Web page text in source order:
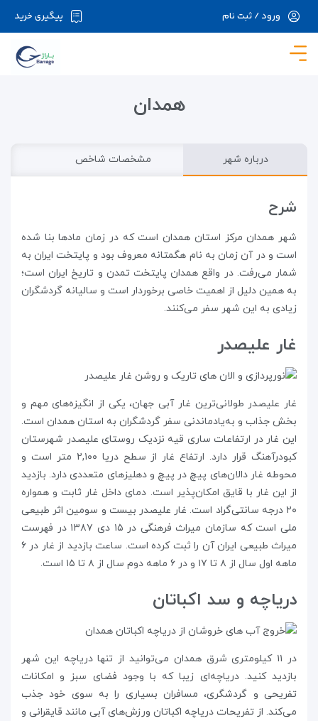
در حال حاضر ارتباط با سرور قطع می باشد لطفا
پیگیری خرید ورود / ثبت نام
همدان
درباره شهر مشخصات شاخص
شرح
شهر همدان مرکز استان همدان است که در زمان مادها بنا شده
است و در آن زمان به نام هگمتانه معروف بود و پایتخت ایران به
شمار می‌رفت. در واقع همدان پایتخت تمدن و تاریخ ایران است؛
به همین دلیل از اهمیت خاصی برخوردار است و سالیانه گردشگران
زیادی به این شهر سفر می‌کنند.
غار علیصدر
غار علیصدر طولانی‌ترین غار آبی جهان، یکی از انگیزه‌های مهم و
بخش جذاب و به‌یادماندنی سفر گردشگران به استان همدان است.
این غار در ارتفاعات ساری قیه نزدیک روستای علیصدر شهرستان
کبودرآهنگ قرار دارد. ارتفاع غار از سطح دریا ۲,۱۰۰ متر است و
محوطه غار دالان‌های پیچ در پیچ و دهلیزهای متعددی دارد. بازدید
از این غار با قایق امکان‌پذیر است. دمای داخل غار ثابت و همواره
۲۰ درجه سانتی‌گراد است. غار علیصدر بیست و سومین اثر طبیعی
ملی است که سازمان میراث فرهنگی در ۱۵ دی ۱۳۸۷ در فهرست
میراث طبیعی ایران آن را ثبت کرده است. ساعت بازدید از غار در ۶
ماهه اول سال از ۸ تا ۱۷ و در ۶ ماهه دوم سال از ۸ تا ۱۵ است.
دریاچه و سد اکباتان
در ۱۱ کیلومتری شرق همدان می‌توانید از تنها دریاچه‌ این شهر
بازدید کنید. دریاچه‌ای زیبا که با وجود فضای سبز و امکانات
تفریحی و گردشگری، مسافران بسیاری را به سوی خود جذب
می‌کند. از تفریحات دریاچه اکباتان ورزش‌های آبی مانند قایقرانی و